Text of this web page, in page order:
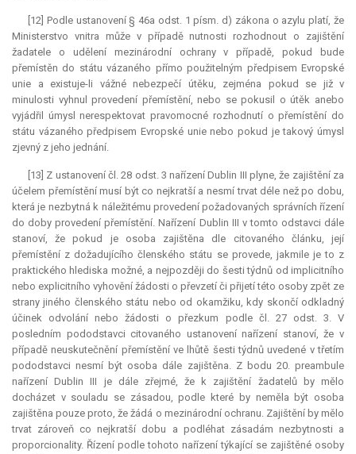
[12] Podle ustanovení § 46a odst. 1 písm. d) zákona o azylu platí, že
Ministerstvo vnitra může v případě nutnosti rozhodnout o zajištění
žadatele o udělení mezinárodní ochrany v případě, pokud bude
přemístěn do státu vázaného přímo použitelným předpisem Evropské
unie a existuje-li vážné nebezpečí útěku, zejména pokud se již v
minulosti vyhnul provedení přemístění, nebo se pokusil o útěk anebo
vyjádřil úmysl nerespektovat pravomocné rozhodnutí o přemístění do
státu vázaného předpisem Evropské unie nebo pokud je takový úmysl
zjevný z jeho jednání.
[13] Z ustanovení čl. 28 odst. 3 nařízení Dublin III plyne, že zajištění za
účelem přemístění musí být co nejkratší a nesmí trvat déle než po dobu,
která je nezbytná k náležitému provedení požadovaných správních řízení
do doby provedení přemístění. Nařízení Dublin III v tomto odstavci dále
stanoví, že pokud je osoba zajištěna dle citovaného článku, její
přemístění z dožadujícího členského státu se provede, jakmile je to z
praktického hlediska možné, a nejpozději do šesti týdnů od implicitního
nebo explicitního vyhovění žádosti o převzetí či přijetí této osoby zpět ze
strany jiného členského státu nebo od okamžiku, kdy skončí odkladný
účinek odvolání nebo žádosti o přezkum podle čl. 27 odst. 3. V
posledním pododstavci citovaného ustanovení nařízení stanoví, že v
případě neuskutečnění přemístění ve lhůtě šesti týdnů uvedené v třetím
pododstavci nesmí být osoba dále zajištěna. Z bodu 20. preambule
nařízení Dublin III je dále zřejmé, že k zajištění žadatelů by mělo
docházet v souladu se zásadou, podle které by neměla být osoba
zajištěna pouze proto, že žádá o mezinárodní ochranu. Zajištění by mělo
trvat zároveň co nejkratší dobu a podléhat zásadám nezbytnosti a
proporcionality. Řízení podle tohoto nařízení týkající se zajištěné osoby